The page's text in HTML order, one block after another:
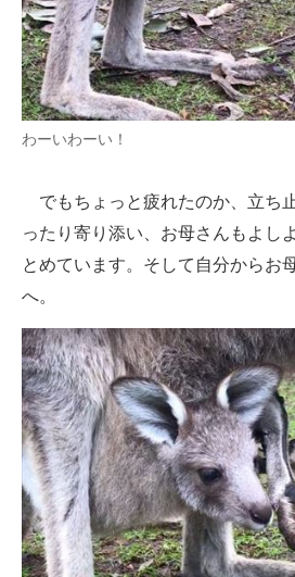
わーいわーい！
でもちょっと疲れたのか、立ち
ったり寄り添い、お母さんもよし
とめています。そして自分からお
へ。